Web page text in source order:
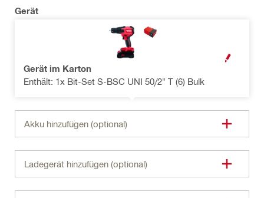
Gerät
Gerät im Karton
Enthält: 1x Bit-Set S-BSC UNI 50/2" T (6) Bulk
OPEN MODAL
Akku hinzufügen (optional)
Ladegerät hinzufügen (optional)